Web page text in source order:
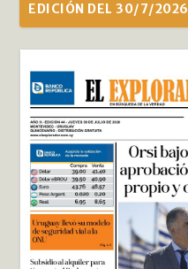
EDICIÓN DEL 30/7/2026